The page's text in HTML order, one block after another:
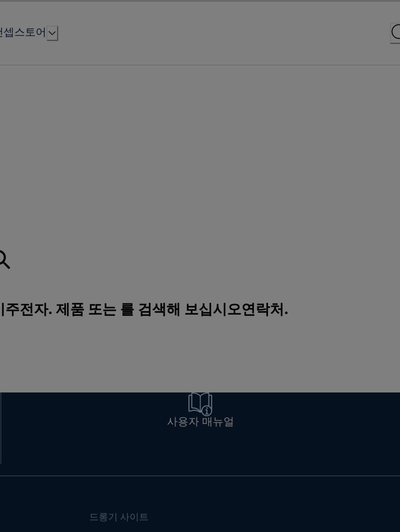
셉스토어
전자. 제품 또는 를 검색해 보십시오연락처 .
사용자 매뉴얼
드롱기 사이트